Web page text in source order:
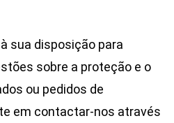
sua disposição para
sobre a proteção e o
ou pedidos de
em contactar-nos através